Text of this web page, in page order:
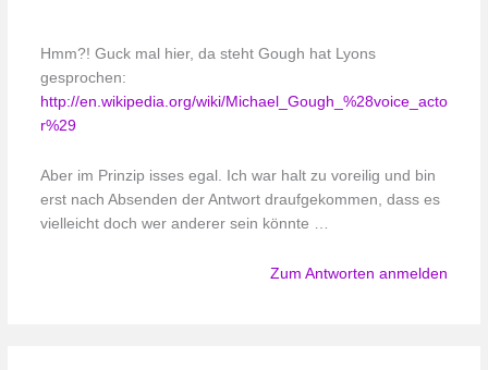
Hmm?! Guck mal hier, da steht Gough hat Lyons
gesprochen:
http://en.wikipedia.org/wiki/Michael_Gough_%28voice_acto
r%29
Aber im Prinzip isses egal. Ich war halt zu voreilig und bin
erst nach Absenden der Antwort draufgekommen, dass es
vielleicht doch wer anderer sein könnte …
Zum Antworten anmelden